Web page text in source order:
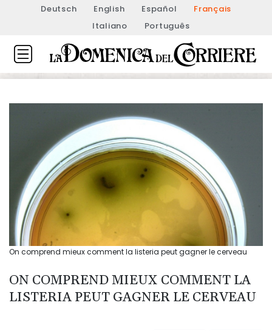
Deutsch English Español
Français
Italiano
Português
On comprend mieux comment la listeria peut gagner le cerveau
ON COMPREND MIEUX COMMENT LA
LISTERIA PEUT GAGNER LE CERVEAU